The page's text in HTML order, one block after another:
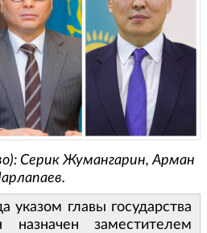
Серик Жумангарин, Арман
указом главы государства
назначен заместителем